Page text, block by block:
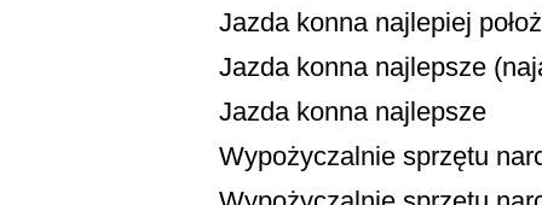
Jazda konna najlepiej
Jazda konna najlepsze
Jazda konna najlepsze
Wypożyczalnie sprzętu